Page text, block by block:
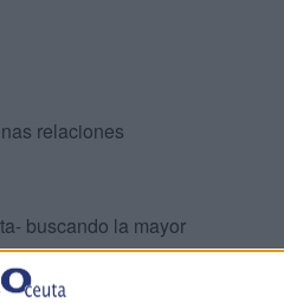
relaciones
buscando la mayor
Ciudadana.